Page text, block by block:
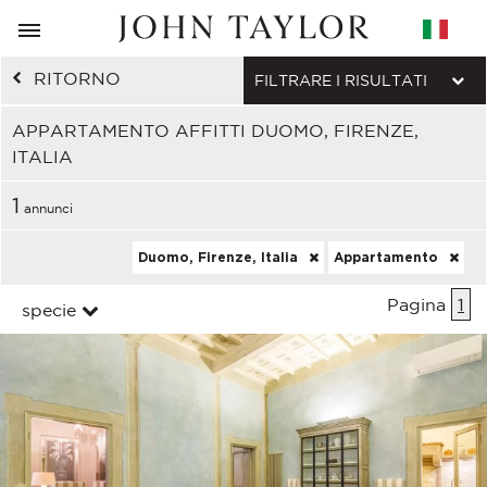
RITORNO
APPARTAMENTO AFFITTI DUOMO, FIRENZE,
ITALIA
FILTRARE I RISULTATI
1 annunci
Duomo, Firenze, Italia Appartamento
specie Pagina 1